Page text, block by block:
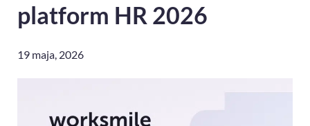
platform HR 2026
19 maja, 2026